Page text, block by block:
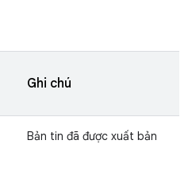
Ghi chú
Bản tin đã được xuất bản